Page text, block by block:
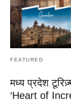
FEATURED
मध्य प्रदेश
‘Heart of